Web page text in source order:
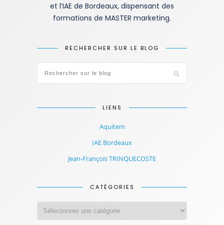
et l’IAE de Bordeaux, dispensant des
formations de MASTER marketing.
RECHERCHER SUR LE BLOG
LIENS
Aquitem
IAE Bordeaux
Jean-François TRINQUECOSTE
CATÉGORIES